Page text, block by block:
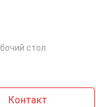
стол
Контакт